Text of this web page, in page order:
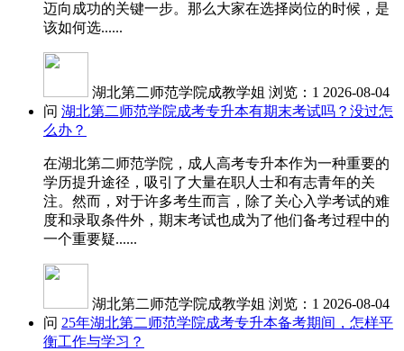
迈向成功的关键一步。那么大家在选择岗位的时候，是
该如何选......
湖北第二师范学院成教学姐 浏览：1 2026-08-04
问 湖北第二师范学院成考专升本有期末考试吗？没过怎
么办？
在湖北第二师范学院，成人高考专升本作为一种重要的
学历提升途径，吸引了大量在职人士和有志青年的关
注。然而，对于许多考生而言，除了关心入学考试的难
度和录取条件外，期末考试也成为了他们备考过程中的
一个重要疑......
湖北第二师范学院成教学姐 浏览：1 2026-08-04
问 25年湖北第二师范学院成考专升本备考期间，怎样平
衡工作与学习？